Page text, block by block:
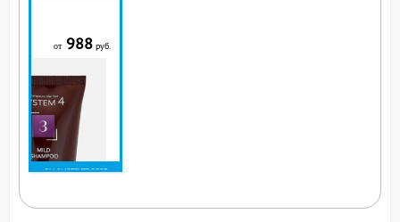
ВЫ СМОТРИТЕ ЭТОТ
от988 руб.